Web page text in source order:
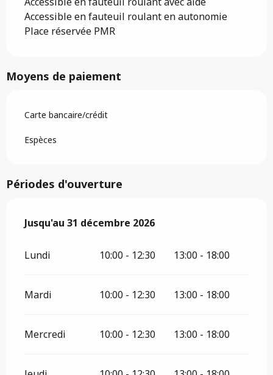
Accessible en fauteuil roulant en autonomie
Place réservée PMR
Moyens de paiement
Carte bancaire/crédit
Espèces
Périodes d'ouverture
Du2 janvier 2026au31 décembre 2026
Jusqu'au 31 décembre 2026
Lundi 10:00 - 12:30 13:00 - 18:00
Mardi 10:00 - 12:30 13:00 - 18:00
Mercredi 10:00 - 12:30 13:00 - 18:00